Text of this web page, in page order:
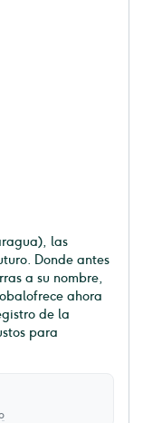
las
Donde antes
a su nombre,
ahora
de la
para